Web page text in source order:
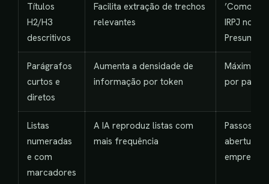
Títulos
H2/H3
descritivos
Facilita extração de trechos
relevantes
’Como
IRPJ no
Presumido’
Parágrafos
curtos e
diretos
Aumenta a densidade de
informação por token
Máximo 4
por
Listas
numeradas
e com
marcadores
A IA reproduz listas com
mais frequência
Passos
abertura
empresa